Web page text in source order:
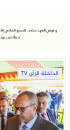
الداخلة الرأي TV